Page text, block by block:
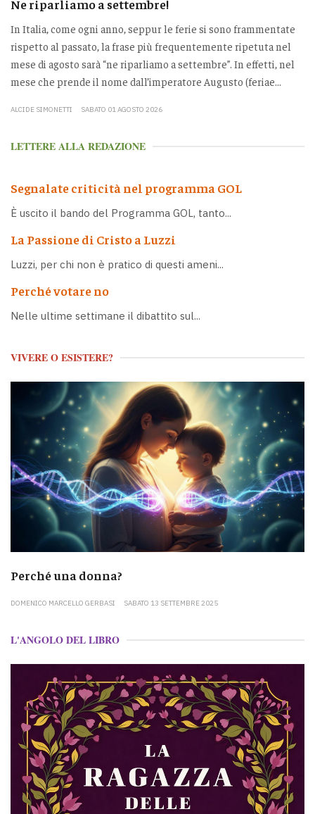
Ne riparliamo a settembre!
In Italia, come ogni anno, seppur le ferie si sono frammentate
rispetto al passato, la frase più frequentemente ripetuta nel
mese di agosto sarà “ne riparliamo a settembre”. In effetti, nel
mese che prende il nome dall’imperatore Augusto (feriae...
ALCIDE SIMONETTI SABATO 01 AGOSTO 2026
LETTERE ALLA REDAZIONE
Segnalate criticità nel programma GOL
È uscito il bando del Programma GOL, tanto...
La Passione di Cristo a Luzzi
Luzzi, per chi non è pratico di questi ameni...
Perché votare no
Nelle ultime settimane il dibattito sul...
VIVERE O ESISTERE?
Perché una donna?
DOMENICO MARCELLO GERBASI SABATO 13 SETTEMBRE 2025
L'ANGOLO DEL LIBRO